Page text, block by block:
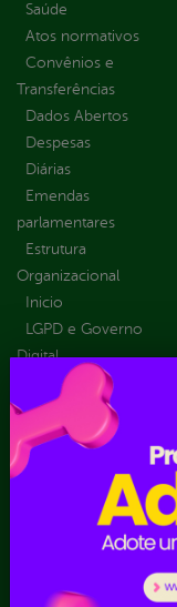
Saúde
Atos normativos
Convênios e
Transferências
Dados Abertos
Despesas
Diárias
Emendas
parlamentares
Estrutura
Organizacional
Inicio
LGPD e Governo
Digital
Licitações e
Contratos
Obras Públicas
Planejamento e
Prestação de Contas
Recursos Humanos
Ouvidoria